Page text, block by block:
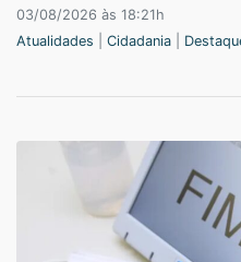
03/08/2026 às 18:21h
Atualidades
Cidadania